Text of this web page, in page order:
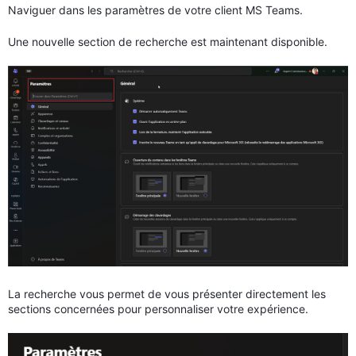
Naviguer dans les paramètres de votre client MS Teams.
Une nouvelle section de recherche est maintenant disponible.
La recherche vous permet de vous présenter directement les
sections concernées pour personnaliser votre expérience.